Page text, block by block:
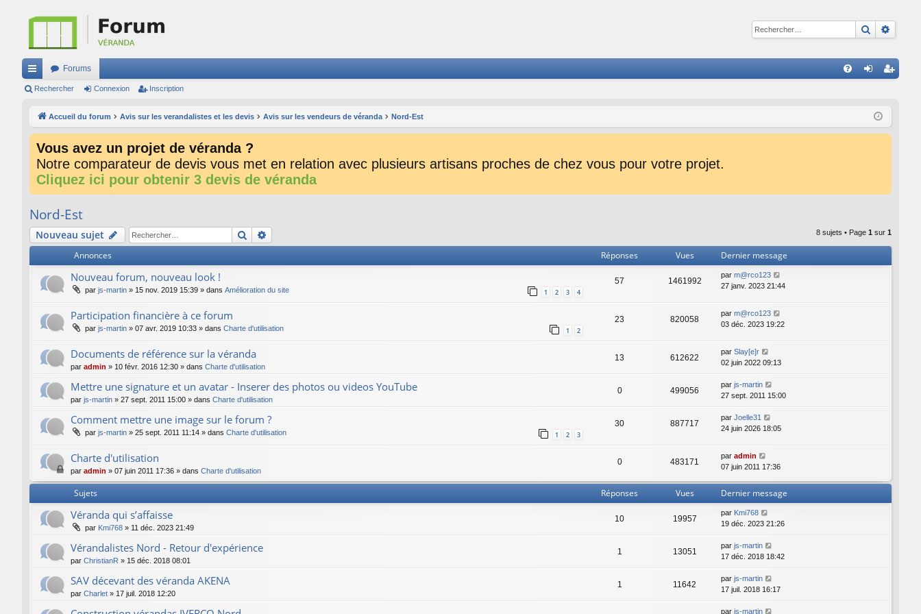
ac
Forums
cri
Rechercher Connexion Inscription
Accueil du forum Avis sur les verandalistes et les devis Avis sur les vendeurs de véranda Nord-Est
Vous avez un projet de véranda ?
Notre comparateur de devis vous met en relation avec plusieurs artisans proches de chez vous pour votre projet.
Cliquez ici pour obtenir 3 devis de véranda
Nord-Est
Nouveau sujet Rechercher 8 sujets • Page 1 sur 1
Annonces Réponses Vues Dernier message
Nouveau forum, nouveau look !
par js-martin » 15 nov. 2019 15:39 » dans Amélioration du site 1 2 3 4
57 1461992
par m@rco123
27 janv. 2023 21:44
Participation financière à ce forum
par js-martin » 07 avr. 2019 10:33 » dans Charte d'utilisation 1 2
23 820058
par m@rco123
03 déc. 2023 19:22
Documents de référence sur la véranda
par admin » 10 févr. 2016 12:30 » dans Charte d'utilisation
13 612622
par Slay[e]r
02 juin 2022 09:13
Mettre une signature et un avatar - Inserer des photos ou videos YouTube
par js-martin » 27 sept. 2011 15:00 » dans Charte d'utilisation
0 499056
par js-martin
27 sept. 2011 15:00
Comment mettre une image sur le forum ?
par js-martin » 25 sept. 2011 11:14 » dans Charte d'utilisation 1 2 3
30 887717
par Joelle31
24 juin 2026 18:05
Charte d'utilisation
par admin » 07 juin 2011 17:36 » dans Charte d'utilisation
0 483171
par admin
07 juin 2011 17:36
Sujets Réponses Vues Dernier message
Véranda qui s’affaisse
par Kmi768 » 11 déc. 2023 21:49
10 19957
par Kmi768
19 déc. 2023 21:26
Vérandalistes Nord - Retour d'expérience
par ChristianR » 15 déc. 2018 08:01
1 13051
par js-martin
17 déc. 2018 18:42
SAV décevant des véranda AKENA
par Charlet » 17 juil. 2018 12:20
1 11642
par js-martin
17 juil. 2018 16:17
par js-martin